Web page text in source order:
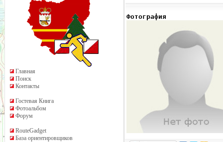
Главная
Поиск
Контакты
Гостевая Книга
Фотоальбом
Форум
RouteGadget
База ориентировщиков
Фотография